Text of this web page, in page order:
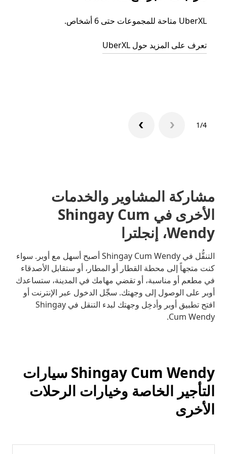
UberXL متاحة للمجموعات حتى 6 أشخاص.
تعرف على المزيد حول UberXL
1/4
مشاركة المشاوير والخدمات
الأخرى في Shingay Cum
Wendy، إنجلترا
التنقُّل في Shingay Cum Wendy أصبح أسهل مع أوبر. سواء
كنت متجهاً إلى محطة القطار أو المطار، أو ستقابل الأصدقاء
في مطعم أو مناسبة، أو تقضي مهامك في المدينة، ستساعدك
أوبر على الوصول إلى وجهتك. سجِّل الدخول عبر الإنترنت أو
افتح تطبيق أوبر وأدخِل وجهتك لبدء التنقل في Shingay
Cum Wendy.
Shingay Cum Wendy سيارات
التأجير الخاصة وخيارات الرحلات
الأخرى